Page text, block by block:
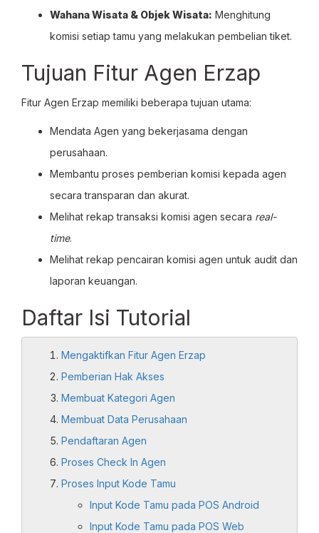
Wahana Wisata & Objek Wisata: Menghitung
komisi setiap tamu yang melakukan pembelian tiket.
Tujuan Fitur Agen Erzap
Fitur Agen Erzap memiliki beberapa tujuan utama:
Mendata Agen yang bekerjasama dengan
perusahaan.
Membantu proses pemberian komisi kepada agen
secara transparan dan akurat.
Melihat rekap transaksi komisi agen secara real-
time.
Melihat rekap pencairan komisi agen untuk audit dan
laporan keuangan.
Daftar Isi Tutorial
Mengaktifkan Fitur Agen Erzap
Pemberian Hak Akses
Membuat Kategori Agen
Membuat Data Perusahaan
Pendaftaran Agen
Proses Check In Agen
Proses Input Kode Tamu
Input Kode Tamu pada POS Android
Input Kode Tamu pada POS Web